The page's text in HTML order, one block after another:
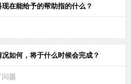
在能给予的帮助指的什么？
如何，将于什么时候会完成？
问题